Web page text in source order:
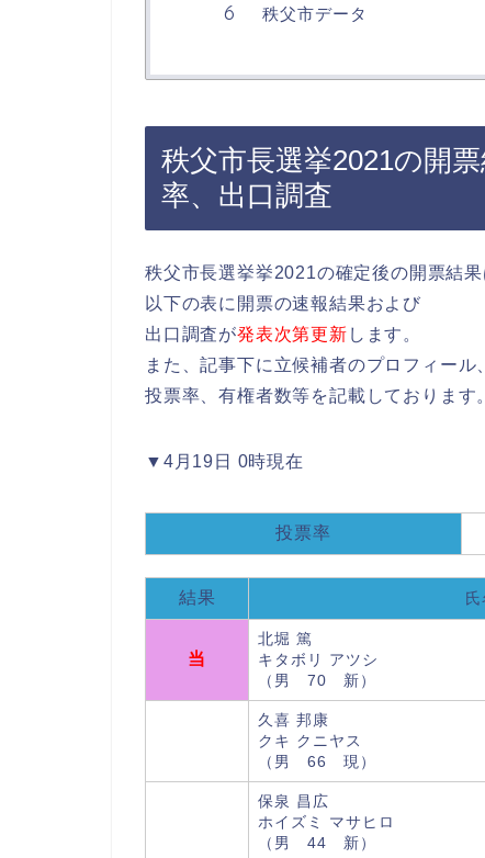
秩父市データ
秩父市長選挙2021の開
率、出口調査
秩父市長選挙挙2021の確定後の開票結果
以下の表に開票の速報結果および
出口調査が発表次第更新 します。
また、記事下に立候補者のプロフィール、
投票率、有権者数等を記載しております。
▼4月19日 0時現在
投票率
結果 氏
当
北堀 篤
キタボリ アツシ
（男 70 新）
久喜 邦康
クキ クニヤス
（男 66 現）
保泉 昌広
ホイズミ マサヒロ
（男 44 新）